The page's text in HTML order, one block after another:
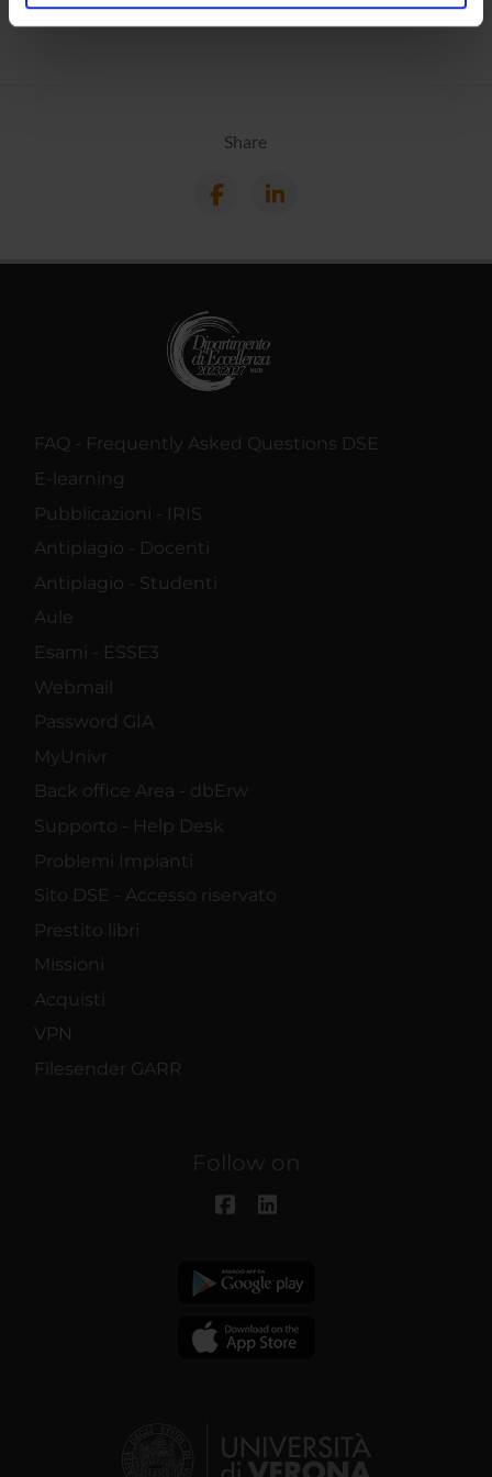
analizzare il nostro traffico. Condividiamo inoltre
raccolto dal tuo utilizzo dei loro servizi.
Share
FAQ - Frequently Asked Questions DSE
E-learning
Pubblicazioni - IRIS
Antiplagio - Docenti
Antiplagio - Studenti
Aule
Esami - ESSE3
Webmail
Password GIA
MyUnivr
Back office Area - dbErw
Supporto - Help Desk
Problemi Impianti
Sito DSE - Accesso riservato
Prestito libri
Missioni
Acquisti
VPN
Filesender GARR
Follow on